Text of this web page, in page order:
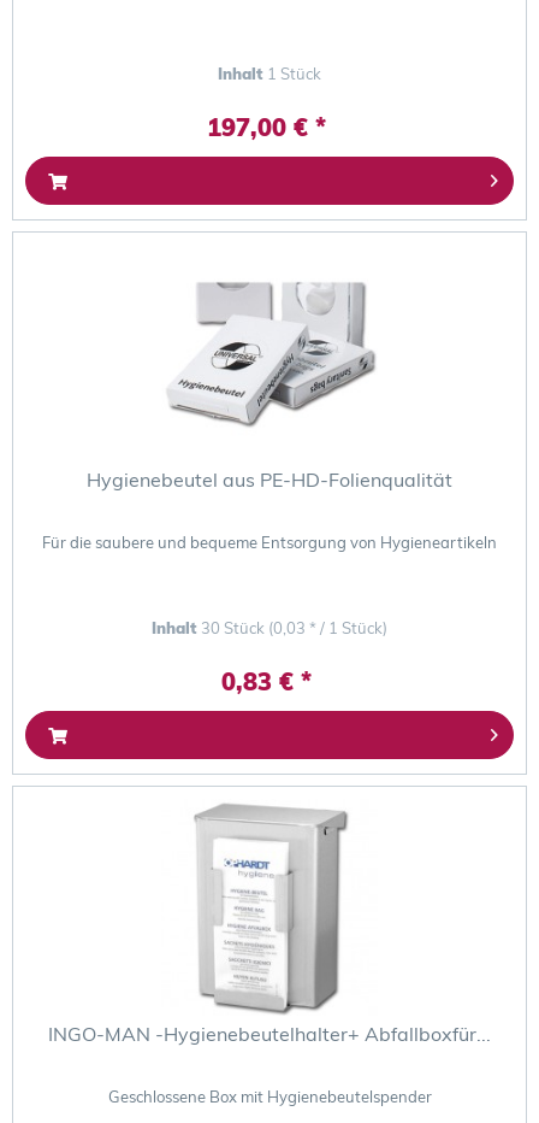
Inhalt 1 Stück
197,00 € *
Hygienebeutel aus PE-HD-Folienqualität
Für die saubere und bequeme Entsorgung von Hygieneartikeln
Inhalt 30 Stück (0,03 * / 1 Stück)
0,83 € *
INGO-MAN -Hygienebeutelhalter+ Abfallboxfür...
Geschlossene Box mit Hygienebeutelspender